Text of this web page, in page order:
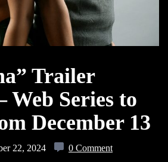
Trailer
Web Series to
December 13
22, 2024 0 Comment